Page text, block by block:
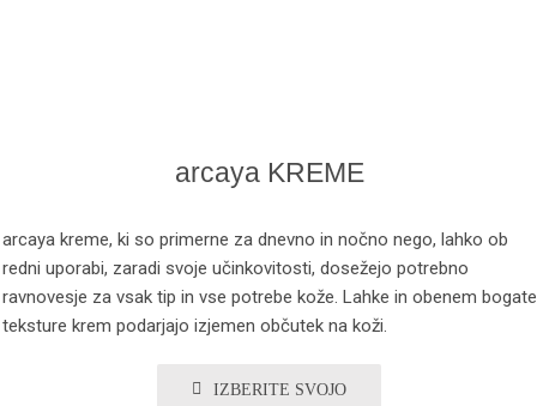
arcaya KREME
arcaya kreme, ki so primerne za dnevno in nočno nego, lahko ob
redni uporabi, zaradi svoje učinkovitosti, dosežejo potrebno
ravnovesje za vsak tip in vse potrebe kože. Lahke in obenem bogate
teksture krem podarjajo izjemen občutek na koži.
IZBERITE SVOJO